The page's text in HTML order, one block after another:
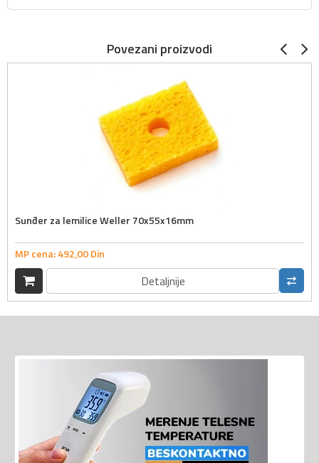
Povezani proizvodi
Sunđer za lemilice Weller 70x55x16mm
MP cena:492,00Din
Detaljnije